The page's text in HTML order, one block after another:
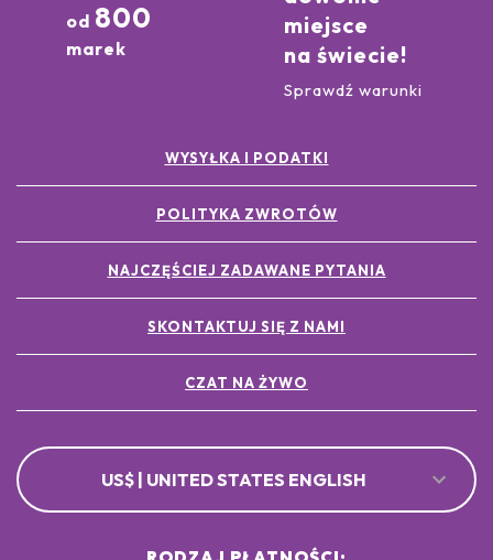
od 800
marek
miejsce
na świecie!
Sprawdź warunki
WYSYŁKA I PODATKI
POLITYKA ZWROTÓW
NAJCZĘŚCIEJ ZADAWANE PYTANIA
SKONTAKTUJ SIĘ Z NAMI
CZAT NA ŻYWO
US$ | UNITED STATES ENGLISH